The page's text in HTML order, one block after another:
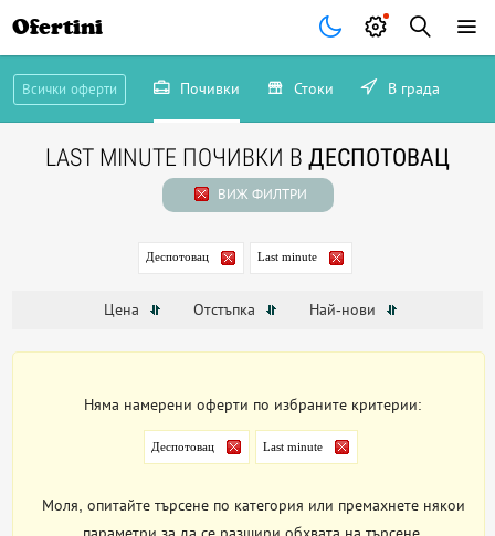
Ofertini
Всички оферти Почивки Стоки В града
LAST MINUTE ПОЧИВКИ В ДЕСПОТОВАЦ
ВИЖ ФИЛТРИ
Деспотовац Last minute
Цена Отстъпка Най-нови
Няма намерени оферти по избраните критерии:
Деспотовац Last minute
Моля, опитайте търсене по категория или премахнете някои